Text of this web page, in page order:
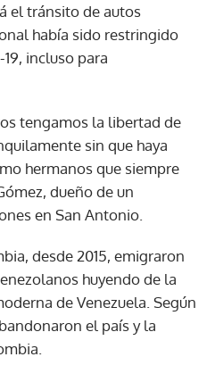
el tránsito de autos
había sido restringido
incluso para
tengamos la libertad de
sin que haya
hermanos que siempre
dueño de un
en San Antonio.
desde 2015, emigraron
huyendo de la
de Venezuela. Según
el país y la